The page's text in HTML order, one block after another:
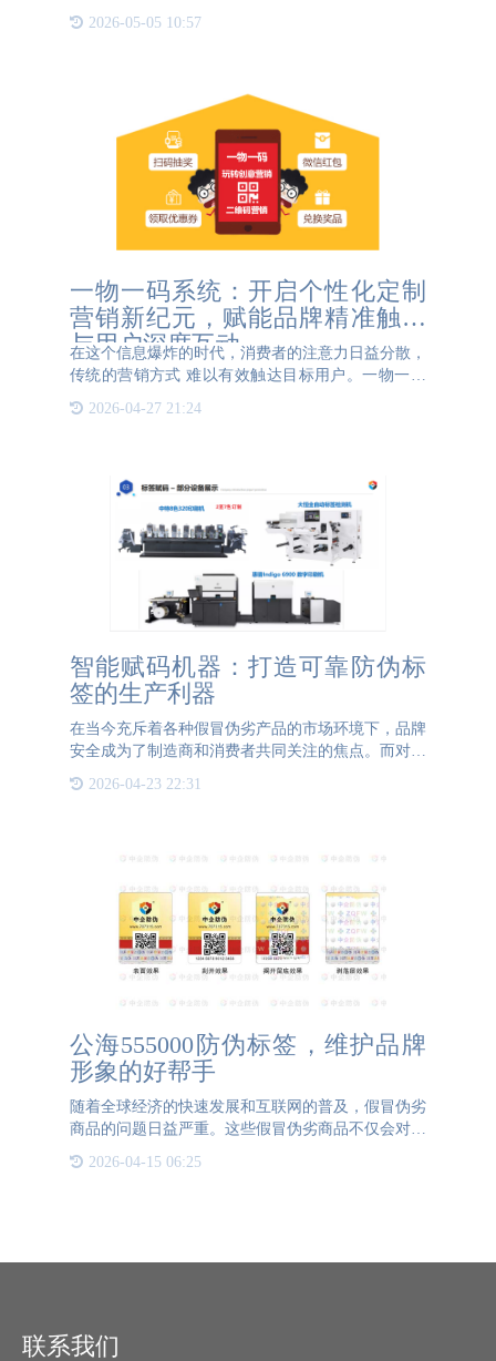
设备，作为防伪溯源技术的核心设备，正以其高效、
智能的特点，为各行各业打造全新的防伪溯源体系。
2026-05-05 10:57
一物一码系统：开启个性化定制
营销新纪元，赋能品牌精准触达
与用户深度互动
在这个信息爆炸的时代，消费者的注意力日益分散，
传统的营销方式 难以有效触达目标用户。一物一码
系统的出现，为品牌营销带来了革命性的变革。它通
过为每个产品赋予唯一的身份标识，构建起品牌与用
2026-04-27 21:24
智能赋码机器：打造可靠防伪标
签的生产利器
在当今充斥着各种假冒伪劣产品的市场环境下，品牌
安全成为了制造商和消费者共同关注的焦点。而对于
品牌来说，选择一种高效可靠的赋码机器，为产品提
供可靠的溯源系统，成为了必要而重要的环节。防伪
2026-04-23 22:31
公海555000防伪标签，维护品牌
形象的好帮手
随着全球经济的快速发展和互联网的普及，假冒伪劣
商品的问题日益严重。这些假冒伪劣商品不仅会对消
费者的财产造成损失，还可能危及人们的生命安全。
为了解决这一问题，许多企业开始使用防伪标签来保
2026-04-15 06:25
联系我们